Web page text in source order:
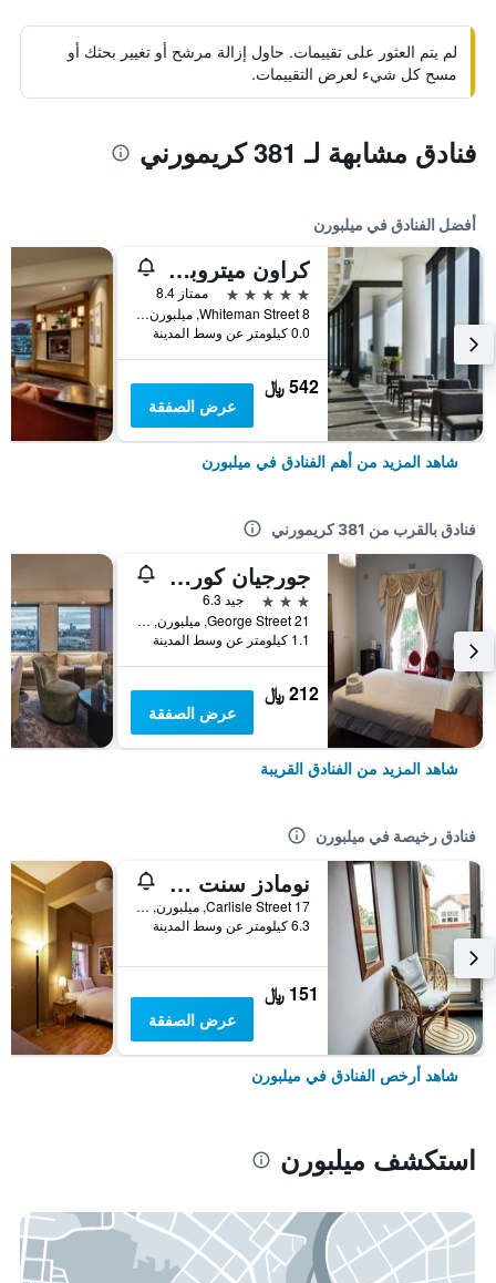
لم يتم العثور على تقييمات. حاول إزالة مرشح أو تغيير بحثك أو
مسح كل شيء لعرض التقييمات.
فنادق مشابهة لـ 381 كريمورني
أفضل الفنادق في ميلبورن
كراون ميتروبول ملبورن
5 نجوم
ممتاز 8.4
8 Whiteman Street, ميلبورن, VIC, أستراليا
0.0 كيلومتر عن وسط المدينة
542 ﷼
عرض الصفقة
شاهد المزيد من أهم الفنادق في ميلبورن
فنادق بالقرب من 381 كريمورني
جورجيان كورت إن
3 نجوم
جيد 6.3
21 George Street, ميلبورن, VIC, أستراليا
1.1 كيلومتر عن وسط المدينة
212 ﷼
عرض الصفقة
شاهد المزيد من الفنادق القريبة
فنادق رخيصة في ميلبورن
نومادز سنت كيلدا هوستل
17 Carlisle Street, ميلبورن, VIC, أستراليا
6.3 كيلومتر عن وسط المدينة
151 ﷼
عرض الصفقة
شاهد أرخص الفنادق في ميلبورن
استكشف ميلبورن